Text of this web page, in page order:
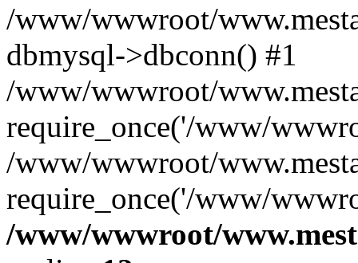
/www/wwwroot/
dbmysql->dbconn() #1
/www/wwwroot/
require_once('/www/
/www/wwwroot/
require_once('/www/
/www/wwwroot/